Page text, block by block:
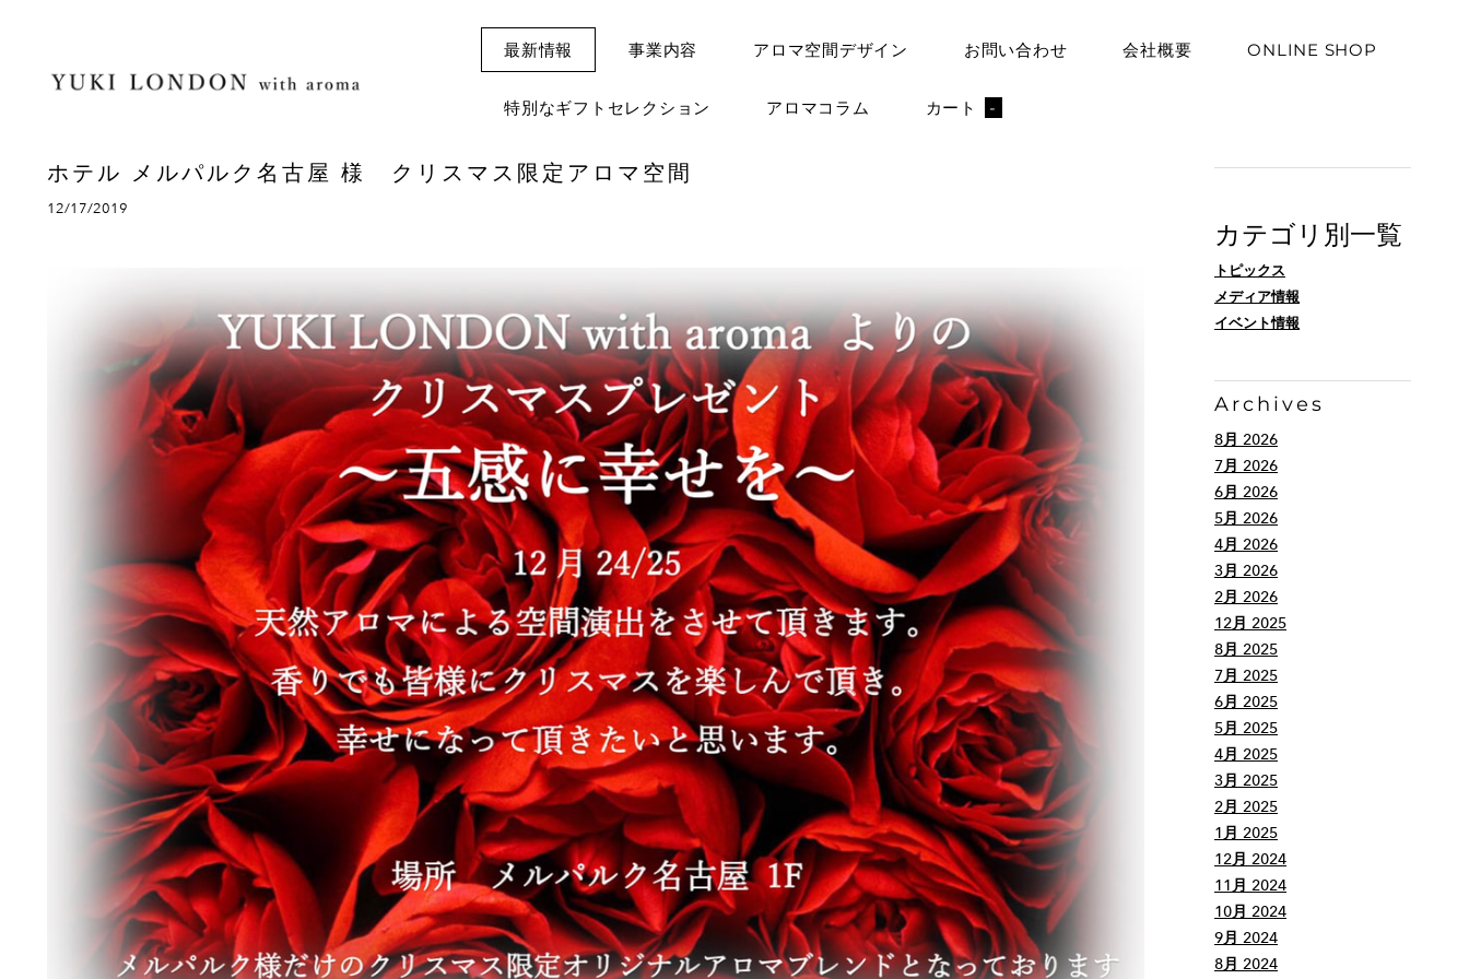
最新情報 事業内容 アロマ空間デザイン お問い合わせ 会社概要 ONLINE SHOP
特別なギフトセレクション アロマコラム カート -
ホテル メルパルク名古屋 様 クリスマス限定アロマ空間
12/17/2019
カテゴリ別一覧
トピックス
メディア情報
イベント情報
Archives
8月 2026
7月 2026
6月 2026
5月 2026
4月 2026
3月 2026
2月 2026
12月 2025
8月 2025
7月 2025
6月 2025
5月 2025
4月 2025
3月 2025
2月 2025
1月 2025
12月 2024
11月 2024
10月 2024
9月 2024
8月 2024